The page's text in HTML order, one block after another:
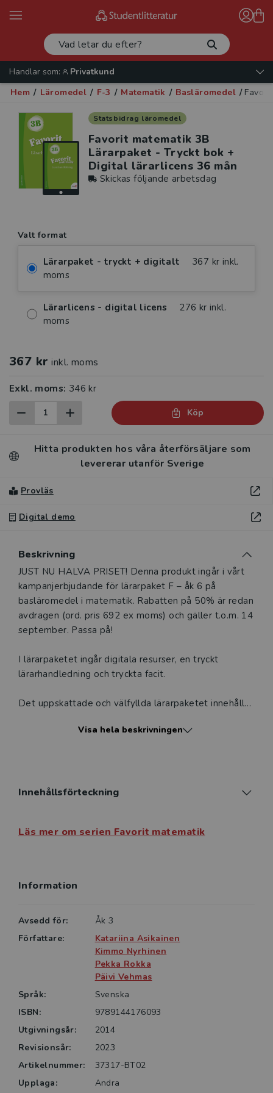
Handlar som:
Privatkund
Hem / Läromedel / F-3 / Matematik / Basläromedel /
Statsbidrag läromedel
Favorit matematik 3B
Lärarpaket - Tryckt bok +
Digital lärarlicens 36 mån
Skickas följande arbetsdag
Valt format
Lärarpaket - tryckt + digitalt
367 kr inkl.
moms
Lärarlicens - digital licens
276 kr inkl.
moms
367 kr inkl. moms
Exkl. moms: 346 kr
Köp
Hitta produkten hos våra återförsäljare som
levererar utanför Sverige
Provläs
Digital demo
Beskrivning
Beskrivning
JUST NU HALVA PRISET! Denna produkt ingår i vårt
kampanjerbjudande för lärarpaket F – åk 6 på
basläromedel i matematik. Rabatten på 50% är redan
avdragen (ord. pris 692 ex moms) och gäller t.o.m. 14
september. Passa på!
I lärarpaketet ingår digitala resurser, en tryckt
lärarhandledning och tryckta facit.
Det uppskattade och välfyllda lärarpaketet innehåller
verktyg för en kommunikativ och varierad
• Förslag på arbetsgång
• Tavlan
• Problemlösningsuppgifter
• Kunskapsbank med teoribakgrund
• Kopieringsunderlag
Med lärarhandledningens digitala resurs får du
tillgång till massor av praktiska verktyg för din
undervisning. Med hjälp av en projektor kan du på
Visa hela beskrivningen
Innehållsförteckning
Läs mer om serien Favorit matematik
Information
Avsedd för:
Åk 3
Författare:
Katariina Asikainen
Kimmo Nyrhinen
Pekka Rokka
Päivi Vehmas
Språk:
Svenska
ISBN:
9789144176093
Utgivningsår:
2014
Revisionsår:
2023
Artikelnummer:
37317-BT02
Upplaga:
Andra